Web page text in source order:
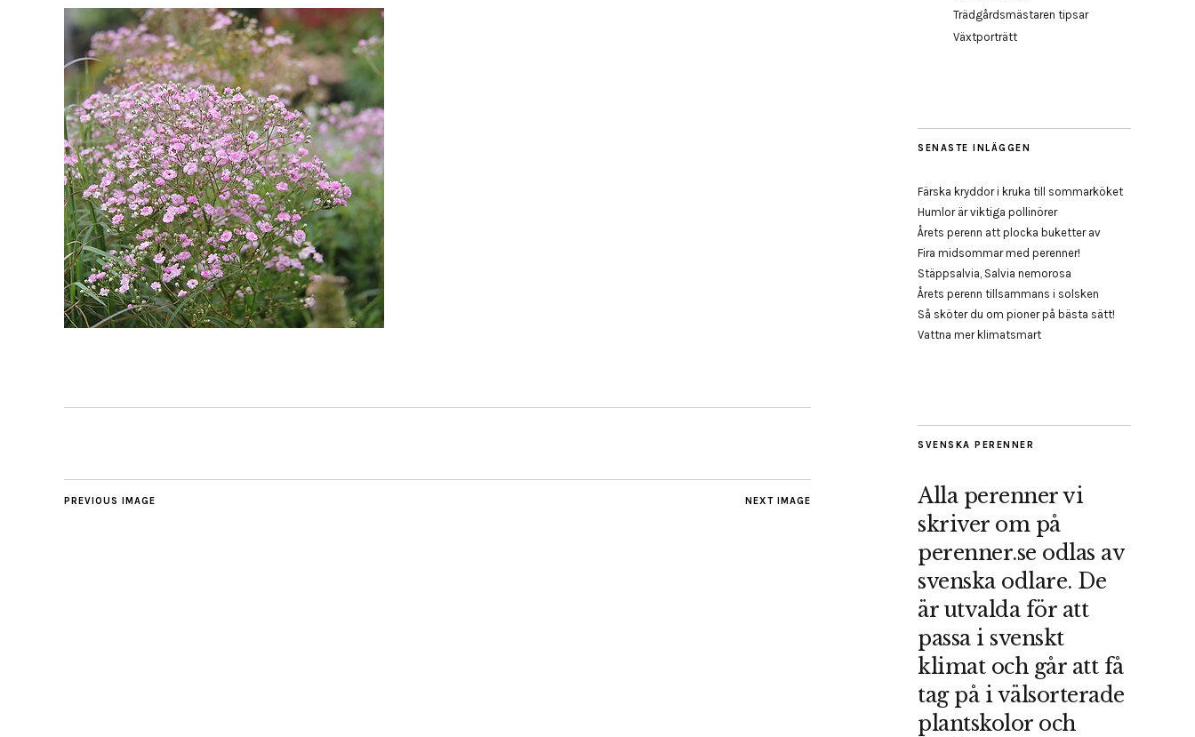
NEXT IMAGE
PREVIOUS IMAGE
Trädgårdsmästaren tipsar
Växtporträtt
SENASTE INLÄGGEN
Färska kryddor i kruka till sommarköket
Humlor är viktiga pollinörer
Årets perenn att plocka buketter av
Fira midsommar med perenner!
Stäppsalvia, Salvia nemorosa
Årets perenn tillsammans i solsken
Så sköter du om pioner på bästa sätt!
Vattna mer klimatsmart
SVENSKA PERENNER
Alla perenner vi
skriver om på
perenner.se odlas av
svenska odlare. De
är utvalda för att
passa i svenskt
klimat och går att få
tag på i välsorterade
plantskolor och